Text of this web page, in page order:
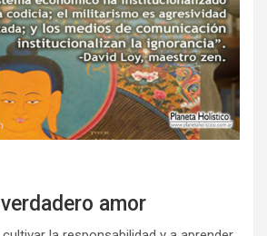
verdadero amor